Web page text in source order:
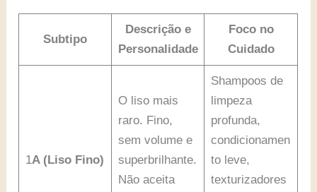
Subtipo
Descrição e
Personalidade
Foco no
Cuidado
1A (Liso Fino)
O liso mais
raro. Fino,
sem volume e
superbrilhante.
Não aceita
Shampoos de
limpeza
profunda,
condicionamen
to leve,
texturizadores